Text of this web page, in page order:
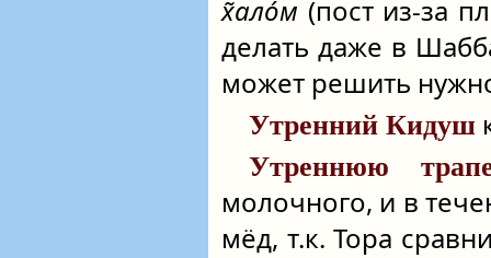
х̃ало́м (пост из-за
делать даже в
может решить
Утренний Кидуш
Утреннюю
молочного, и в
мёд, т.к. Тора